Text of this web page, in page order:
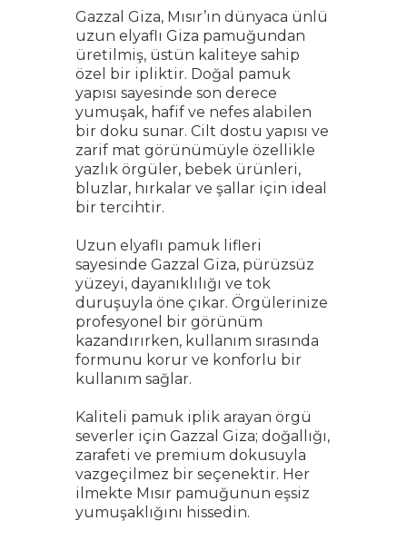
Gazzal Giza, Mısır’ın dünyaca ünlü
uzun elyaflı Giza pamuğundan
üretilmiş, üstün kaliteye sahip
özel bir ipliktir. Doğal pamuk
yapısı sayesinde son derece
yumuşak, hafif ve nefes alabilen
bir doku sunar. Cilt dostu yapısı ve
zarif mat görünümüyle özellikle
yazlık örgüler, bebek ürünleri,
bluzlar, hırkalar ve şallar için ideal
bir tercihtir.
Uzun elyaflı pamuk lifleri
sayesinde Gazzal Giza, pürüzsüz
yüzeyi, dayanıklılığı ve tok
duruşuyla öne çıkar. Örgülerinize
profesyonel bir görünüm
kazandırırken, kullanım sırasında
formunu korur ve konforlu bir
kullanım sağlar.
Kaliteli pamuk iplik arayan örgü
severler için Gazzal Giza; doğallığı,
zarafeti ve premium dokusuyla
vazgeçilmez bir seçenektir. Her
ilmekte Mısır pamuğunun eşsiz
yumuşaklığını hissedin.